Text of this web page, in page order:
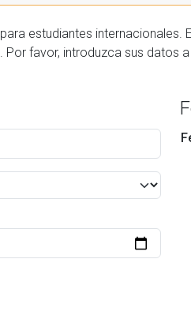
Esto incluye estudiantes internactionales en